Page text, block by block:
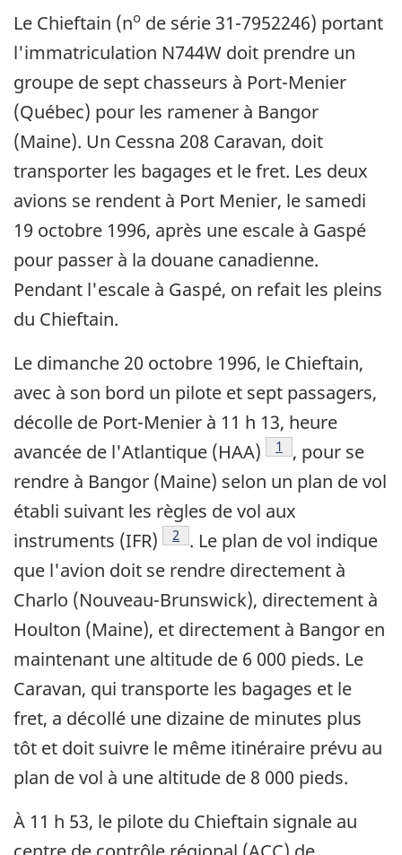
Le Chieftain (no de série 31-7952246) portant
l'immatriculation N744W doit prendre un
groupe de sept chasseurs à Port-Menier
(Québec) pour les ramener à Bangor
(Maine). Un Cessna 208 Caravan, doit
transporter les bagages et le fret. Les deux
avions se rendent à Port Menier, le samedi
19 octobre 1996, après une escale à Gaspé
pour passer à la douane canadienne.
Pendant l'escale à Gaspé, on refait les pleins
du Chieftain.
Le dimanche 20 octobre 1996, le Chieftain,
avec à son bord un pilote et sept passagers,
décolle de Port-Menier à 11 h 13, heure
avancée de l'Atlantique (HAA)
Note de bas de page
1
, pour se
rendre à Bangor (Maine) selon un plan de vol
établi suivant les règles de vol aux
instruments (IFR)
Note de bas de page
2 . Le plan de vol indique
que l'avion doit se rendre directement à
Charlo (Nouveau-Brunswick), directement à
Houlton (Maine), et directement à Bangor en
maintenant une altitude de 6 000 pieds. Le
Caravan, qui transporte les bagages et le
fret, a décollé une dizaine de minutes plus
tôt et doit suivre le même itinéraire prévu au
plan de vol à une altitude de 8 000 pieds.
À 11 h 53, le pilote du Chieftain signale au